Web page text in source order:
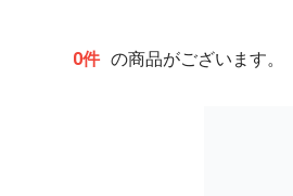
0件 の商品がございます。